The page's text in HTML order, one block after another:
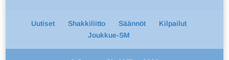
Uutiset Shakkiliitto Säännöt
Kilpailut
Joukkue-SM